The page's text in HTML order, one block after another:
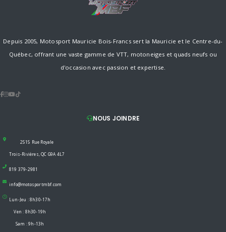
Depuis 2005, Motosport Mauricie Bois-Francs sert la Mauricie et le Centre-du-
Québec, offrant une vaste gamme de VTT, motoneiges et quads neufs ou
d'occasion avec passion et expertise.
NOUS JOINDRE
2515 Rue Royale
Trois-Rivières, QC G9A 4L7
819 379-2981
info@motosportmbf.com
Lun-Jeu : 8h30-17h
Ven : 8h30-19h
Sam : 9h-13h